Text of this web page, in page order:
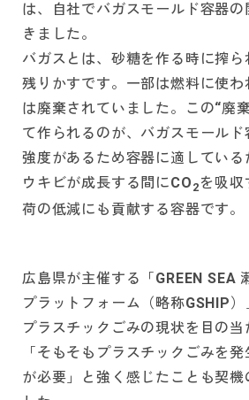
は、自社でバガスモールド容器
きました。
バガスとは、砂糖を作る時に搾
残りかすです。一部は燃料に使
は廃棄されていました。この“廃
て作られるのが、バガスモール
強度があるため容器に適している
ウキビが成長する間にCO 2 を吸収
荷の低減にも貢献する容器です。
広島県が主催する「GREEN SEA
プラットフォーム（略称GSHIP
プラスチックごみの現状を目の当
「そもそもプラスチックごみを
が必要」と強く感じたことも契機